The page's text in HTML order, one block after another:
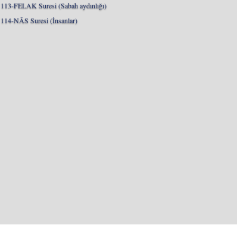
113-FELAK Suresi (Sabah aydınlığı)
114-NÂS Suresi (İnsanlar)